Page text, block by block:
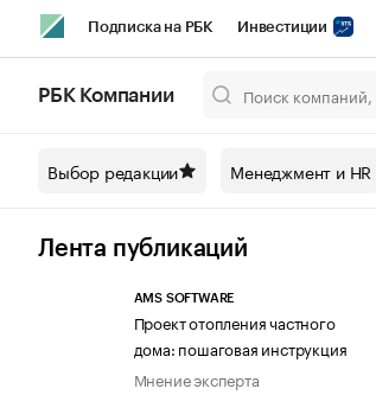
Подписка на РБК Инвестиции
Спецпроекты СПб Конференции
Технологии и медиа
РБК Компании
Выбор редакции Менеджмент и HR
Лента публикаций
AMS SOFTWARE
Проект отопления частного
дома: пошаговая инструкция
Мнение эксперта